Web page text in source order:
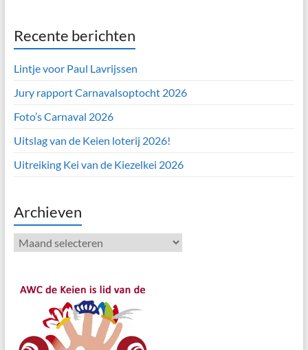
Recente berichten
Lintje voor Paul Lavrijssen
Jury rapport Carnavalsoptocht 2026
Foto’s Carnaval 2026
Uitslag van de Keien loterij 2026!
Uitreiking Kei van de Kiezelkei 2026
Archieven
Archieven